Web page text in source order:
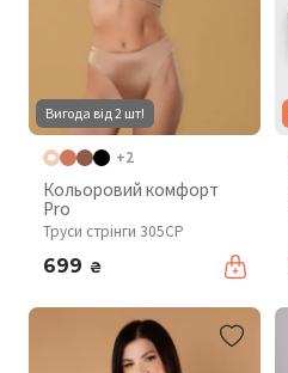
Вигода від 2 шт!
+2
Кольоровий комфорт
Pro
Труси стрінги 305CP
699 ₴